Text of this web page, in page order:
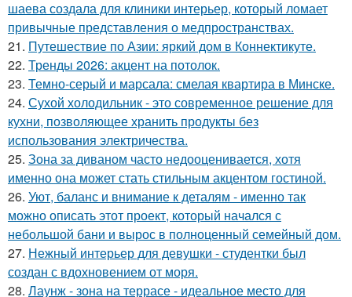
шаева создала для клиники интерьер, который ломает
привычные представления о медпространствах.
21. Путешествие по Азии: яркий дом в Коннектикуте.
22. Тренды 2026: акцент на потолок.
23. Темно-серый и марсала: смелая квартира в Минске.
24. Сухой холодильник - это современное решение для
кухни, позволяющее хранить продукты без
использования электричества.
25. Зона за диваном часто недооценивается, хотя
именно она может стать стильным акцентом гостиной.
26. Уют, баланс и внимание к деталям - именно так
можно описать этот проект, который начался с
небольшой бани и вырос в полноценный семейный дом.
27. Нежный интерьер для девушки - студентки был
создан с вдохновением от моря.
28. Лаунж - зона на террасе - идеальное место для